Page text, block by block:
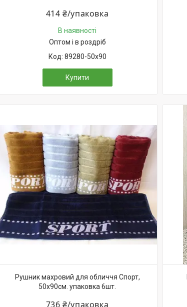
414 ₴/упаковка
В наявності
Оптом і в роздріб
89280-50х90
Купити
Рушник махровий для обличчя Спорт,
50х90см. упаковка 6шт.
736 ₴/упаковка